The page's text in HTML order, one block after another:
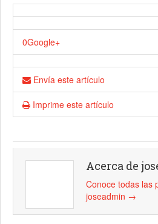
0Google+
Envía este artículo
Imprime este artículo
Acerca de
Conoce todas las
joseadmin →